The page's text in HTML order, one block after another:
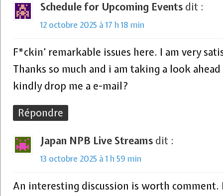
Schedule for Upcoming Events dit :
12 octobre 2025 à 17 h 18 min
F*ckin’ remarkable issues here. I am very
Thanks so much and i am taking a look
kindly drop me a e-mail?
Répondre
Japan NPB Live Streams dit :
13 octobre 2025 à 1 h 59 min
An interesting discussion is worth